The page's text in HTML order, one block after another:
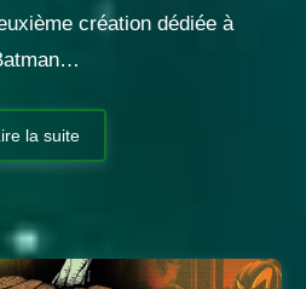
création dédiée à
la suite